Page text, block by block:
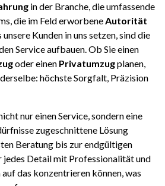
in der Branche, die umfassende
die im Feld erworbeneAutorität
unsere Kunden in uns setzen, sind die
Service aufbauen. Ob Sie einen
oder einen Privatumzugplanen,
höchste Sorgfalt, Präzision
nur einen Service, sondern eine
zugeschnittene Lösung
Beratung bis zur endgültigen
jedes Detail mit Professionalität und
das konzentrieren können, was